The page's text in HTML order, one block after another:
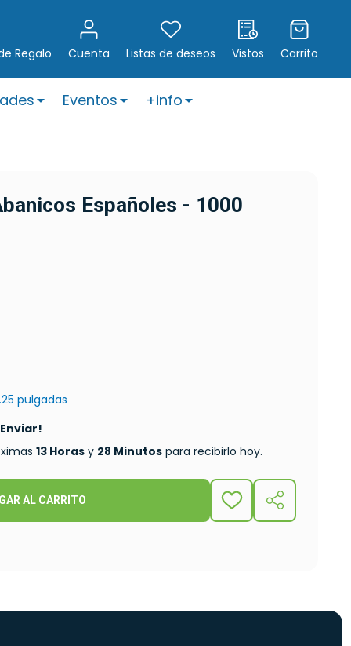
Regalo Cuenta Listas de deseos Vistos Carrito
Eventos +info
Españoles - 1000
pulgadas
13 Horasy 28 Minutospara recibirlo hoy.
AL CARRITO
ADD
COMPARTIR